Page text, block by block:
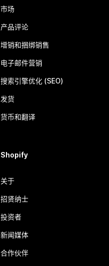
市场
产品评论
增销和捆绑销售
电子邮件营销
搜索引擎优化 (SEO)
发货
货币和翻译
Shopify
关于
招贤纳士
投资者
新闻媒体
合作伙伴